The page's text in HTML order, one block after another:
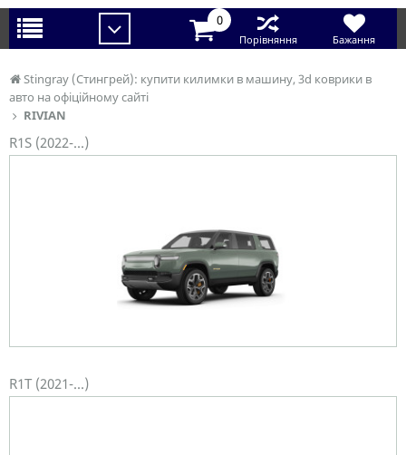
Stingray (Стингрей): купити килимки в машину, 3d коврики в
авто на офіційному сайті
RIVIAN
R1S (2022-...)
R1T (2021-...)
0
Порівняння Бажання